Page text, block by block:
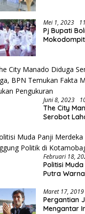
Rakorwil TPAKD Sulut-
Wawali Rendy
Inklusi Keuangan dan
UMKM
Mei 1, 2023
Pj Bupati
Juni 8, 2023
The City
Serobot
Saat
Februari 18,
Politisi
Putra
Maret 17, 2019
Pergantian
Mengantar